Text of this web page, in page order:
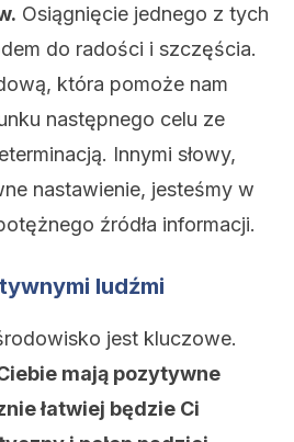
Osiągnięcie jednego z tych
do radości i szczęścia.
która pomoże nam
następnego celu ze
Innymi słowy,
nastawienie, jesteśmy w
źródła informacji.
ludźmi
jest kluczowe.
mają pozytywne
łatwiej będzie Ci